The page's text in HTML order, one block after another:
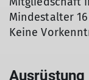
Mindestalter 16
Keine
Ausrüstung